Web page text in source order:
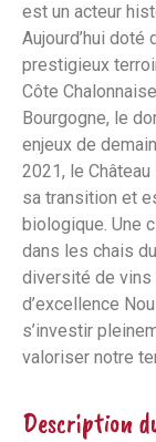
est un acteur
Aujourd’hui
prestigieux
Côte
Bourgogne, le
enjeux de
2021, le
sa transition et
biologique. Une
dans les chais
diversité de vins
d’excellence
s’investir
valoriser notre
Description